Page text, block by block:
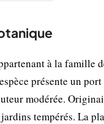
à la famille
présente un
modérée.
tempérés. La